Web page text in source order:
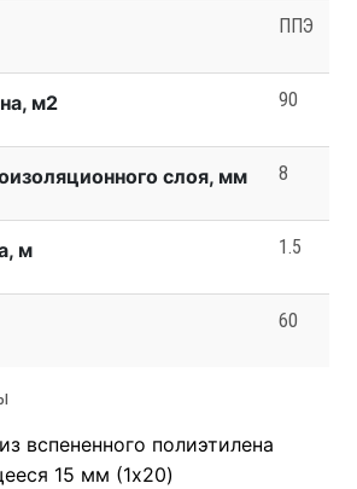
ППЭ
м2 90
слоя, мм 8
м 1.5
60